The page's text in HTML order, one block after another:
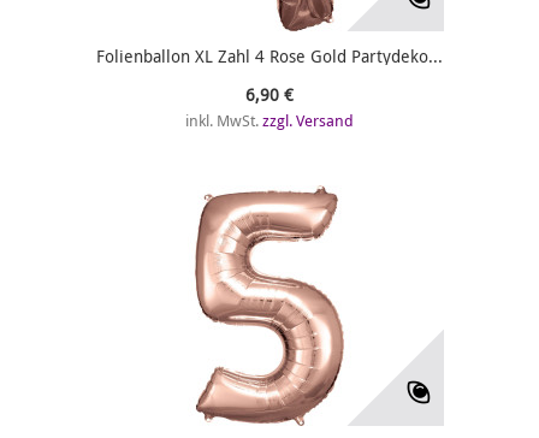
Folienballon XL Zahl 4 Rose Gold Partydeko...
6,90 €
inkl. MwSt.zzgl. Versand